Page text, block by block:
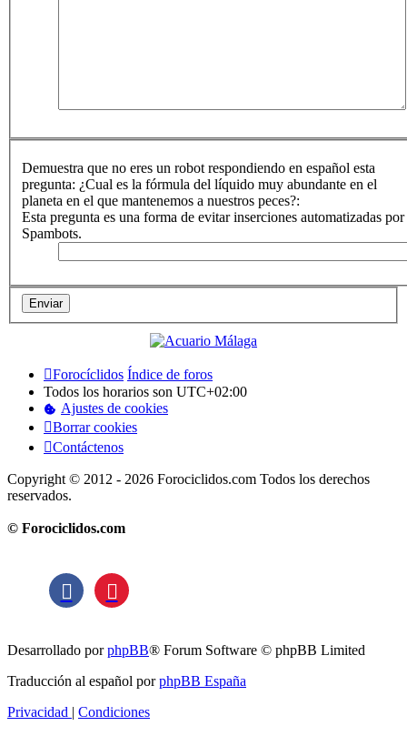
Demuestra que no eres un robot respondiendo en español esta
pregunta: ¿Cual es la fórmula del líquido muy abundante en el
planeta en el que mantenemos a nuestros peces?:
Esta pregunta es una forma de evitar inserciones automatizadas por
Spambots.
Forocíclidos Índice de foros
Todos los horarios son UTC+02:00
Ajustes de cookies
Borrar cookies
Contáctenos
Copyright © 2012 - 2026 Forociclidos.com Todos los derechos
reservados.
© Forociclidos.com
Desarrollado porphpBB® Forum Software © phpBB Limited
Traducción al español porphpBB España
Privacidad | Condiciones